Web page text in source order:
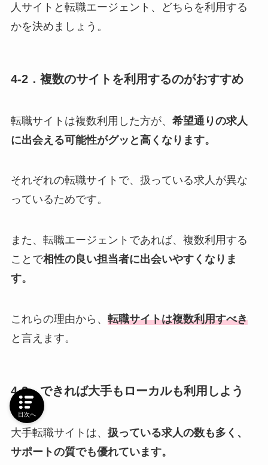
人サイトと転職エージェント、どちらを利用する
かを決めましょう。
4-2．複数のサイトを利用するのがおすすめ
転職サイトは複数利用した方が、 希望通りの求人
に出会える可能性がグッと高くなります。
それぞれの転職サイトで、扱っている求人が異な
っているためです。
また、転職エージェントであれば、複数利用する
ことで相性の良い担当者に出会いやすくなりま
す。
これらの理由から、 転職サイトは複数利用すべき
と言えます。
4-3．できれば大手もローカルも利用しよう
大手転職サイトは、 扱っている求人の数も多く、
サポートの質でも優れています。
目次へ